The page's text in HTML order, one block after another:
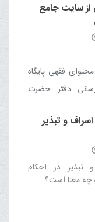
از سایت جامع
فقهی پایگاه
دفتر حضرت
ظله العالی با
احکام شرعی و
و تبذیر
تبذیر در احکام
چه معنا است؟